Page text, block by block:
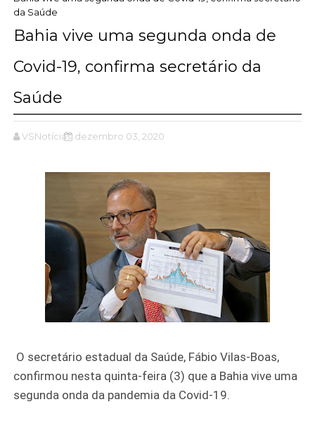
da Saúde
Bahia vive uma segunda onda de
Covid-19, confirma secretário da
Saúde
VSNotícias dezembro 03, 2020
O secretário estadual da Saúde, Fábio Vilas-Boas,
confirmou nesta quinta-feira (3) que a Bahia vive uma
segunda onda da pandemia da Covid-19.